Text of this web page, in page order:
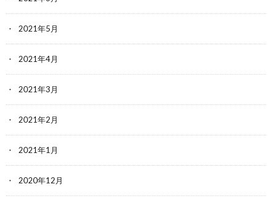
2021年5月
2021年4月
2021年3月
2021年2月
2021年1月
2020年12月